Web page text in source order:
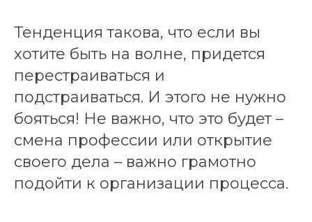
Тенденция такова, что если вы
хотите быть на волне, придется
перестраиваться и
подстраиваться. И этого не нужно
бояться! Не важно, что это будет –
смена профессии или открытие
своего дела – важно грамотно
подойти к организации процесса.